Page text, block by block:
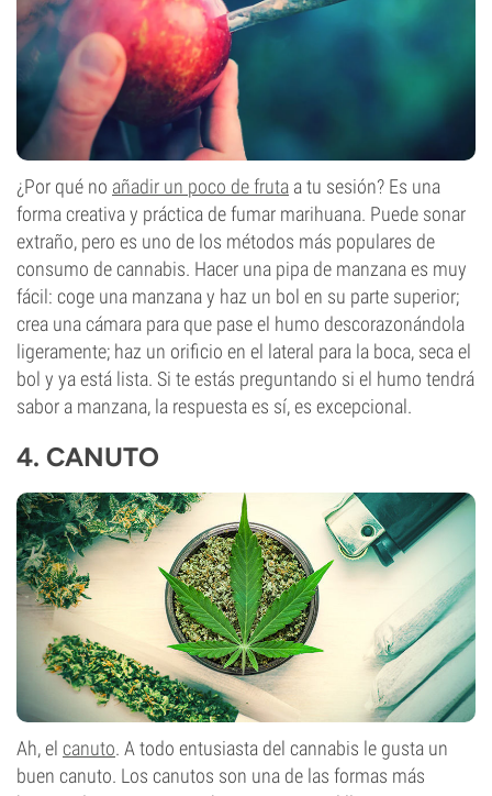
¿Por qué no añadir un poco de fruta a tu sesión? Es una
forma creativa y práctica de fumar marihuana. Puede sonar
extraño, pero es uno de los métodos más populares de
consumo de cannabis. Hacer una pipa de manzana es muy
fácil: coge una manzana y haz un bol en su parte superior;
crea una cámara para que pase el humo descorazonándola
ligeramente; haz un orificio en el lateral para la boca, seca el
bol y ya está lista. Si te estás preguntando si el humo tendrá
sabor a manzana, la respuesta es sí, es excepcional.
4. CANUTO
Ah, el canuto. A todo entusiasta del cannabis le gusta un
buen canuto. Los canutos son una de las formas más